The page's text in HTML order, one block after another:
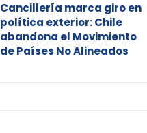
Cancillería marca giro en
política exterior: Chile
abandona el Movimiento
de Países No Alineados